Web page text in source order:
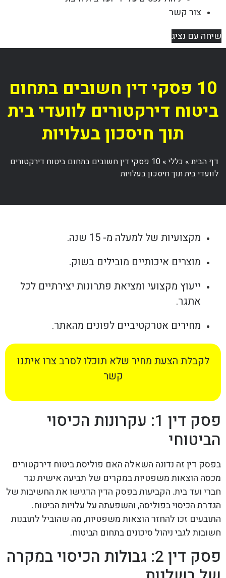
צור קשר
שיחה עם נציג
10 פסקי דין חשובים בתחום
ביטוח דירקטורים לוועדי בית
תוך חיסכון בעלויות
דף הבית» כללי»
10 פסקי דין חשובים בתחום ביטוח דירקטורים
לוועדי בית תוך חיסכון בעלויות
מקצועיות של למעלה מ- 15 שנה.
מוצרים איכותיים מובילים בשוק.
ייעוץ מקצועי ומציאת פתרונות יצירתיים לכל
אתגר.
מחירים אטרקטיביים לפונים מהאתר.
לקבלת הצעת מחיר שלא תוכלו לסרב צרו איתנו
קשר
פסק דין 1: עקרונות הכיסוי
הביטוחי
בפסק דין זה נדונה השאלה האם פוליסת ביטוח דירקטורים
מכסה הוצאות משפטיות במקרים של תביעה אישית נגד
חברי ועד בית. הקביעות בפסק הדין הדגישו את החשיבות של
הגדרת הכיסוי בפוליסה, והשפעתה על עלויות הביטוח.
התובעים זכו להחזר הוצאות משפטיות, מה שהוביל לתובנות
חשובות לגבי ניהול סיכונים בתחום הביטוח.
פסק דין 2: גבולות הכיסוי במקרה